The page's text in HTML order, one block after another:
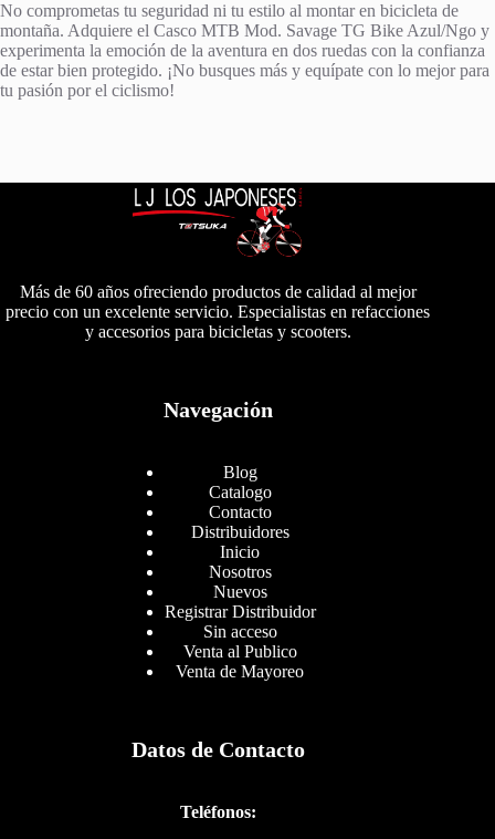
No comprometas tu seguridad ni tu estilo al montar en bicicleta de
montaña. Adquiere el Casco MTB Mod. Savage TG Bike Azul/Ngo y
experimenta la emoción de la aventura en dos ruedas con la confianza
de estar bien protegido. ¡No busques más y equípate con lo mejor para
tu pasión por el ciclismo!
Más de 60 años ofreciendo productos de calidad al mejor
precio con un excelente servicio. Especialistas en refacciones
y accesorios para bicicletas y scooters.
Navegación
Blog
Catalogo
Contacto
Distribuidores
Inicio
Nosotros
Nuevos
Registrar Distribuidor
Sin acceso
Venta al Publico
Venta de Mayoreo
Datos de Contacto
Teléfonos: